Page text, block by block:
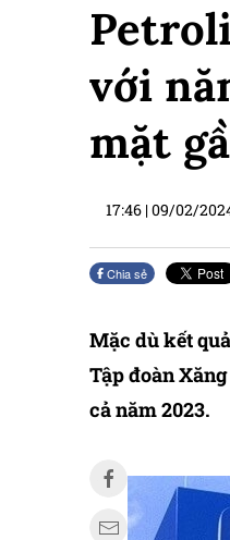
với
mặt
17:46 |09/02/
Chia sẻ
Mặc dù kết
Tập đoàn
cả năm 2023.